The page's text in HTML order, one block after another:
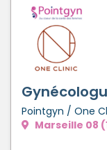
Pointgyn / One
Marseille 08